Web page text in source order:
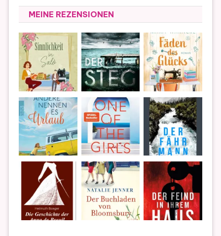
MEINE REZENSIONEN